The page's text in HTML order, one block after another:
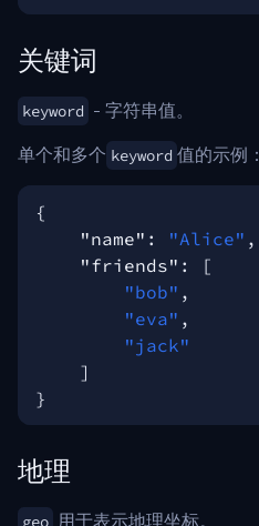
关键词
keyword - 字符串值。
单个和多个 keyword 值的示例：
{
"name" : "Alice" ,
"friends" :
[
"bob" ,
"eva" ,
"jack"
]
}
地理
geo 用于表示地理坐标。